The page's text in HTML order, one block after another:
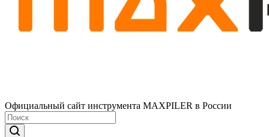
Официальный сайт инструмента MAXPILER в России